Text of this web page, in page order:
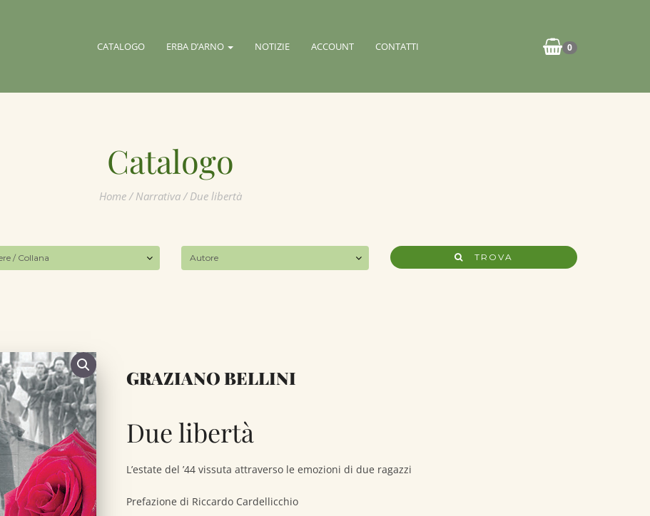
0
CATALOGO ERBA D’ARNO NOTIZIE ACCOUNT CONTATTI
Catalogo
Home/ Narrativa/ Due libertà
TROVA
GRAZIANO BELLINI
Due libertà
L’estate del ’44 vissuta attraverso le emozioni di due ragazzi
Prefazione di Riccardo Cardellicchio